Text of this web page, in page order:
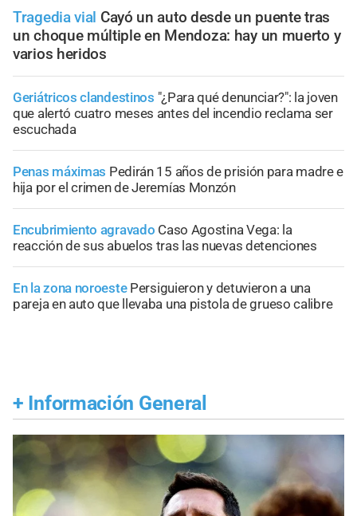
Tragedia vial Cayó un auto desde un puente tras
un choque múltiple en Mendoza: hay un muerto y
varios heridos
Geriátricos clandestinos "¿Para qué denunciar?": la joven
que alertó cuatro meses antes del incendio reclama ser
escuchada
Penas máximas Pedirán 15 años de prisión para madre e
hija por el crimen de Jeremías Monzón
Encubrimiento agravado Caso Agostina Vega: la
reacción de sus abuelos tras las nuevas detenciones
En la zona noroeste Persiguieron y detuvieron a una
pareja en auto que llevaba una pistola de grueso calibre
+ Información General